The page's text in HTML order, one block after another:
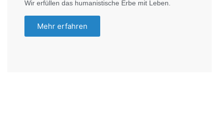
Wir erfüllen das humanistische Erbe mit Leben.
Mehr erfahren